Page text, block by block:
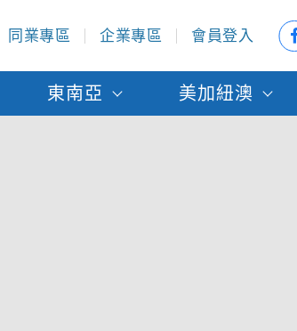
同業專區 企業專區 會員登入
東南亞 美加紐澳